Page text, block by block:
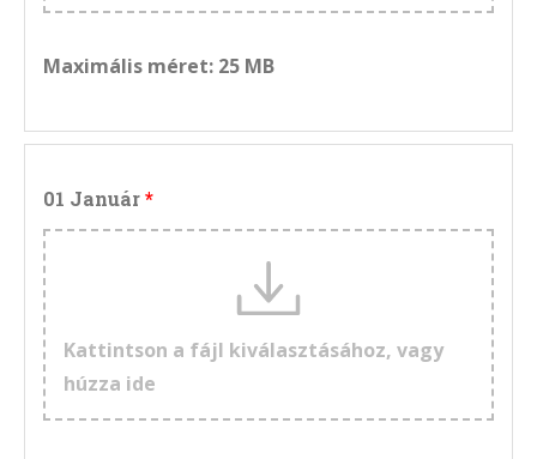
Maximális méret: 25 MB
01 Január
Kattintson a fájl kiválasztásához, vagy
húzza ide